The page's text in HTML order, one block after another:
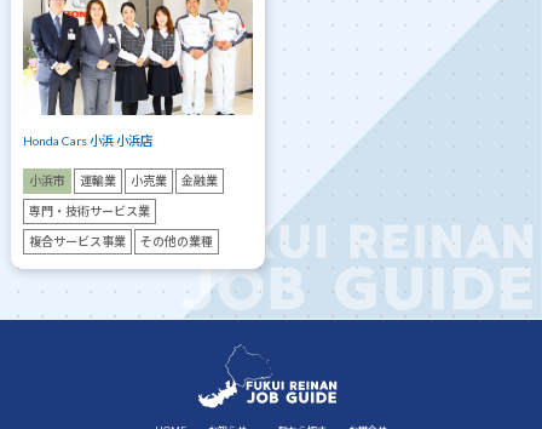
Honda Cars 小浜 小浜店
小浜市 運輸業 小売業 金融業
専門・技術サービス業
複合サービス事業 その他の業種